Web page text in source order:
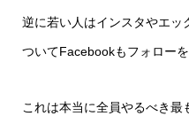
逆に若い人はインスタやエッ
ついてFacebookもフォローを
これは本当に全員やるべき最